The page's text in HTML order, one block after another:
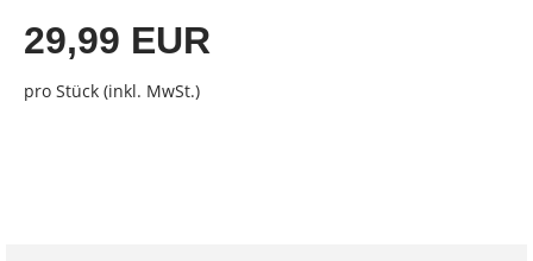
29,99 EUR
pro Stück (inkl. MwSt.)